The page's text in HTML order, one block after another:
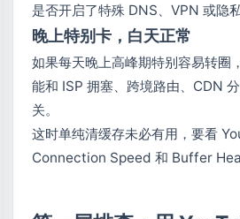
是否开启了特殊 DNS、VPN 或隐
晚上特别卡，白天正常
如果每天晚上高峰期特别容易转圈
能和 ISP 拥塞、跨境路由、CDN
关。
这时单纯清缓存未必有用，要看
Connection Speed 和 Buffer